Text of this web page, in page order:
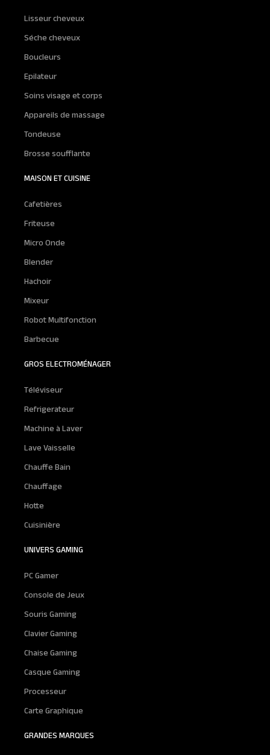
Lisseur cheveux
Séche cheveux
Boucleurs
Epilateur
Soins visage et corps
Appareils de massage
Tondeuse
Brosse soufflante
MAISON ET CUISINE
Cafetières
Friteuse
Micro Onde
Blender
Hachoir
Mixeur
Robot Multifonction
Barbecue
GROS ELECTROMÉNAGER
Téléviseur
Refrigerateur
Machine à Laver
Lave Vaisselle
Chauffe Bain
Chauffage
Hotte
Cuisinière
UNIVERS GAMING
PC Gamer
Console de Jeux
Souris Gaming
Clavier Gaming
Chaise Gaming
Casque Gaming
Processeur
Carte Graphique
GRANDES MARQUES